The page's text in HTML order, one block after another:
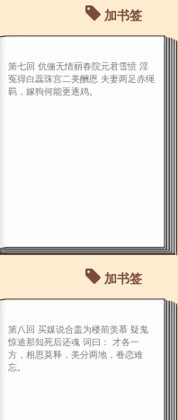
加书签
第七回 伉俪无情丽春院元君雪愤 淫
冤得白蕊珠宫二美酬恩 夫妻两足赤绳
羁，嫁狗何能更逐鸡。
加书签
第八回 买媒说合盖为楼前羡慕 疑鬼
惊途那知死后还魂 词曰： 才各一
方，相思莫释，美分两地，眷恋难
忘。